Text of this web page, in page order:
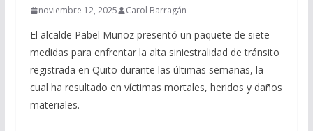
noviembre 12, 2025 Carol Barragán
El alcalde Pabel Muñoz presentó un paquete de siete
medidas para enfrentar la alta siniestralidad de tránsito
registrada en Quito durante las últimas semanas, la
cual ha resultado en víctimas mortales, heridos y daños
materiales.